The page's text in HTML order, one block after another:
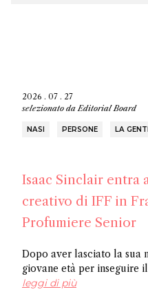
2026 . 07 . 27
selezionato da Editorial Board
NASI PERSONE LA
Isaac Sinclair entra
creativo di IFF in
Profumiere Senior
Dopo aver lasciato la sua
giovane età per inseguire
Sinclair è entrato a far
leggi di più